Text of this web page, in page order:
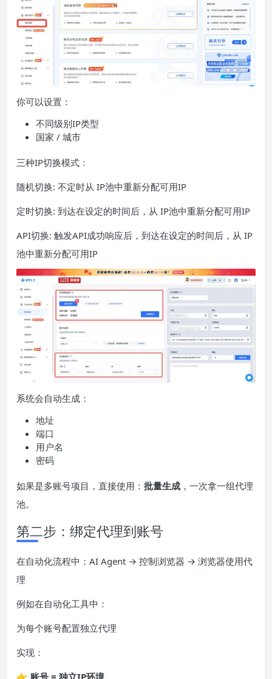
你可以设置：
不同级别IP类型
国家 / 城市
三种IP切换模式：
随机切换: 不定时从 IP池中重新分配可用IP
定时切换: 到达在设定的时间后，从 IP池中重新分配可用IP
API切换: 触发API成功响应后，到达在设定的时间后，从 IP
池中重新分配可用IP
系统会自动生成：
地址
端口
用户名
密码
如果是多账号项目，直接使用： 批量生成 ，一次拿一组代理
池。
第二步：绑定代理到账号
在自动化流程中：AI Agent → 控制浏览器 → 浏览器使用代
理
例如在自动化工具中：
为每个账号配置独立代理
实现：